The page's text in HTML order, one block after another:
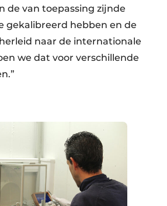
de van toepassing zijnde
gekalibreerd hebben en de
naar de internationale
we dat voor verschillende